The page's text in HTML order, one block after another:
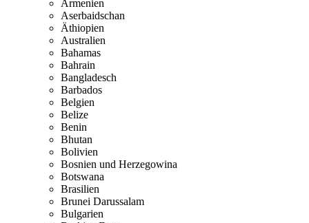
Armenien
Aserbaidschan
Äthiopien
Australien
Bahamas
Bahrain
Bangladesch
Barbados
Belgien
Belize
Benin
Bhutan
Bolivien
Bosnien und Herzegowina
Botswana
Brasilien
Brunei Darussalam
Bulgarien